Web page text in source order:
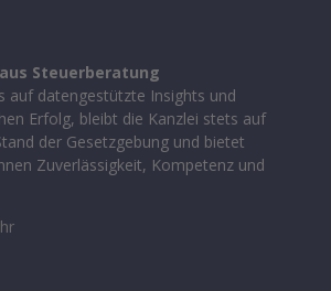
Steuerberatung
auf datengestützte Insights und
Erfolg, bleibt die Kanzlei stets auf
der Gesetzgebung und bietet
Zuverlässigkeit, Kompetenz und